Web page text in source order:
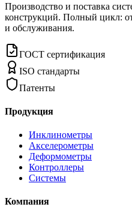
Производство и поставка
конструкций. Полный цикл:
и обслуживания.
ГОСТ сертификация
ISO стандарты
Патенты
Продукция
Инклинометры
Акселерометры
Деформометры
Контроллеры
Системы
Компания